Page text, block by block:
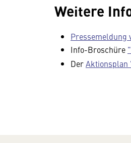
Weitere
Pressemeldung
Info-Broschüre
DerAktionsplan